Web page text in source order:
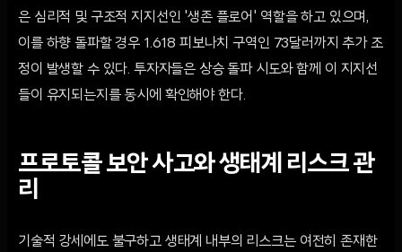
은 심리적 및 구조적 지지선인 '생존 플로어' 역할을 하고 있으며,
이를 하향 돌파할 경우 1.618 피보나치 구역인 73달러까지 추가 조
정이 발생할 수 있다. 투자자들은 상승 돌파 시도와 함께 이 지지선
들이 유지되는지를 동시에 확인해야 한다.
프로토콜 보안 사고와 생태계 리스크 관
리
기술적 강세에도 불구하고 생태계 내부의 리스크는 여전히 존재한